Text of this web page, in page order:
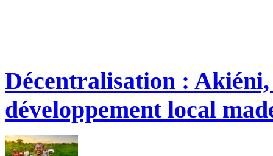
Décentralisation :
développement local